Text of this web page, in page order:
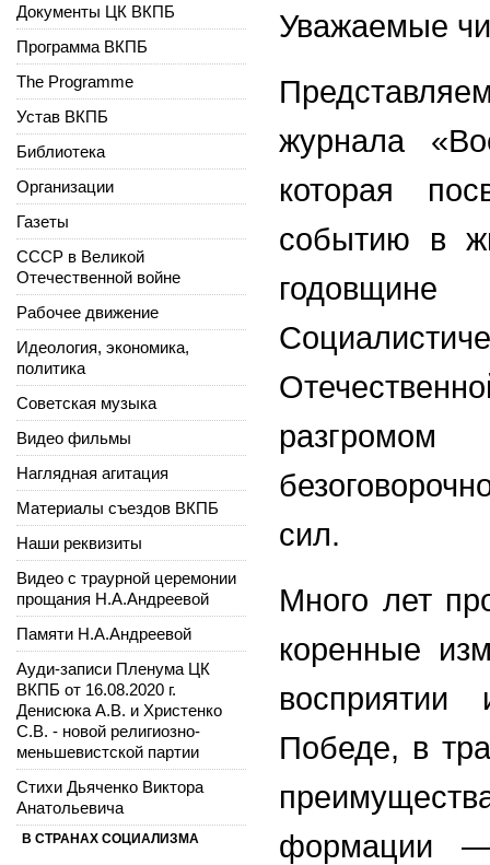
Уважаемые
журнала
которая
событию в
сил.
Много лет
коренные
восприятии
Победе, в
формации
Документы ЦК ВКПБ
Программа ВКПБ
The Programme
Устав ВКПБ
Библиотека
Организации
Газеты
СССР в Великой
Отечественной войне
Рабочее движение
Идеология, экономика,
политика
Советская музыка
Видео фильмы
Наглядная агитация
Материалы съездов ВКПБ
Наши реквизиты
Видео с траурной церемонии
прощания Н.А.Андреевой
Памяти Н.А.Андреевой
Ауди-записи Пленума ЦК
ВКПБ от 16.08.2020 г.
Денисюка А.В. и Христенко
С.В. - новой религиозно-
меньшевистской партии
Стихи Дьяченко Виктора
Анатольевича
В СТРАНАХ СОЦИАЛИЗМА